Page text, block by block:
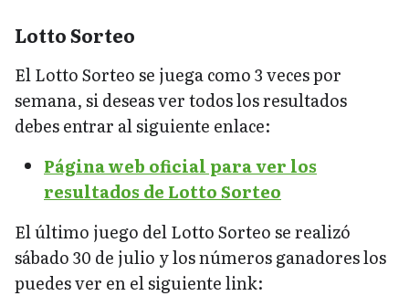
Lotto Sorteo
El Lotto Sorteo se juega como 3 veces por
semana, si deseas ver todos los resultados
debes entrar al siguiente enlace:
Página web oficial para ver los
resultados de Lotto Sorteo
El último juego del Lotto Sorteo se realizó
sábado 30 de julio y los números ganadores los
puedes ver en el siguiente link: